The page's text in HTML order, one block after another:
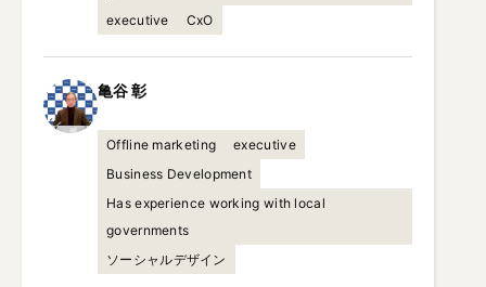
executive
CxO
亀谷彰
Offline marketing
executive
Business Development
Has experience working with local
governments
ソーシャルデザイン